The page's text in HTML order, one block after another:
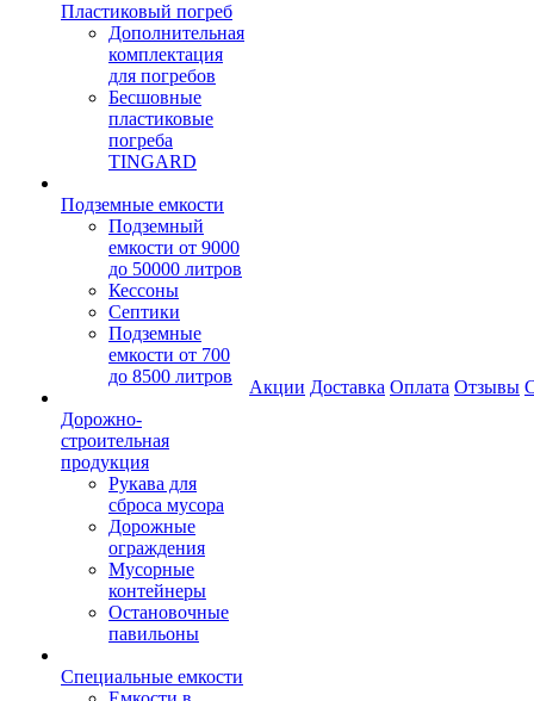
Пластиковый погреб
Дополнительная
комплектация
для погребов
Бесшовные
пластиковые
погреба
TINGARD
Подземные емкости
Подземный
емкости от 9000
до 50000 литров
Кессоны
Септики
Подземные
емкости от 700
до 8500 литров
Дорожно-
строительная
продукция
Рукава для
сброса мусора
Дорожные
ограждения
Мусорные
контейнеры
Остановочные
павильоны
Специальные емкости
Акции Доставка Оплата Отзывы